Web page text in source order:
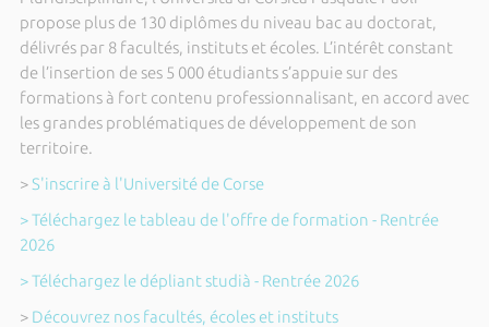
propose plus de 130 diplômes du niveau bac au doctorat,
délivrés par 8 facultés, instituts et écoles. L’intérêt constant
de l’insertion de ses 5 000 étudiants s’appuie sur des
formations à fort contenu professionnalisant, en accord avec
les grandes problématiques de développement de son
territoire.
> S'inscrire à l'Université de Corse
> Téléchargez le tableau de l'offre de formation - Rentrée
2026
> Téléchargez le dépliant studià - Rentrée 2026
> Découvrez nos facultés, écoles et instituts